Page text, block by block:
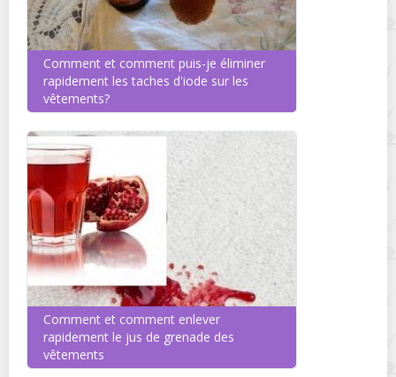
Comment et comment puis-je éliminer
rapidement les taches d'iode sur les
vêtements?
Comment et comment enlever
rapidement le jus de grenade des
vêtements